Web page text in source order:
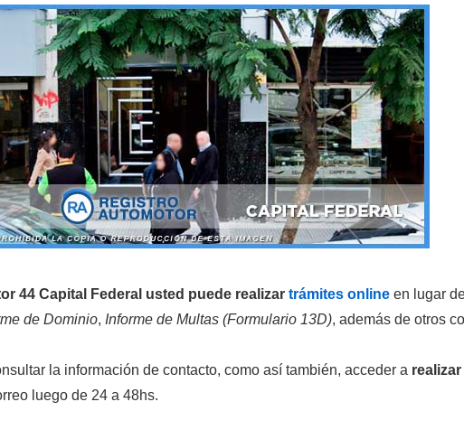
44 Capital Federal usted puede realizartrámites online en lugar
de Dominio, Informe de Multas (Formulario 13D), además de otros
la información de contacto, como así también, acceder a
luego de 24 a 48hs.